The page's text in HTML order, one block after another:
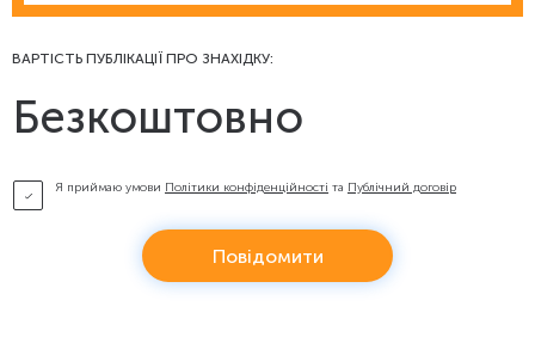
ВАРТІСТЬ ПУБЛІКАЦІЇ ПРО ЗНАХІДКУ:
Безкоштовно
Я приймаю умови Політики конфіденційності та Публічний договір
Повідомити